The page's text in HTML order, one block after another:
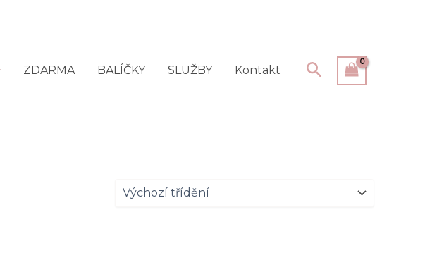
ZDARMA BALÍČKY SLUŽBY Kontakt Hledat